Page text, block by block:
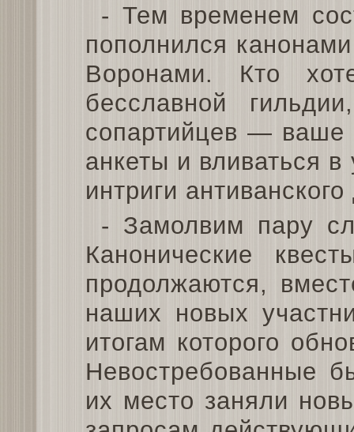
- Тем временем
пополнился
Воронами. Кто
бесславной
сопартийцев — ваше
анкеты и вливаться
интриги
- Замолвим пару
Канонические
продолжаются,
наших новых
итогам которого
Невостребованные
их место заняли